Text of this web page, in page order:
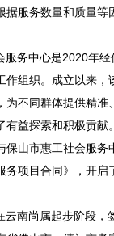
据服务数量和质量等
服务中心是2020年
作组织。成立以来，
为不同群体提供精准
有益探索和积极贡献
保山市惠工社会服务
务项目合同》，开启
云南尚属起步阶段，